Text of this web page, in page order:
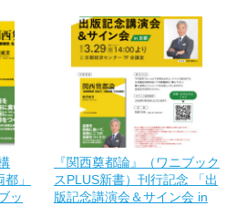
」
ッ
『関西奠都論』（ワニブック
スPLUS新書）刊行記念 「出
版記念講演会＆サイン会 in